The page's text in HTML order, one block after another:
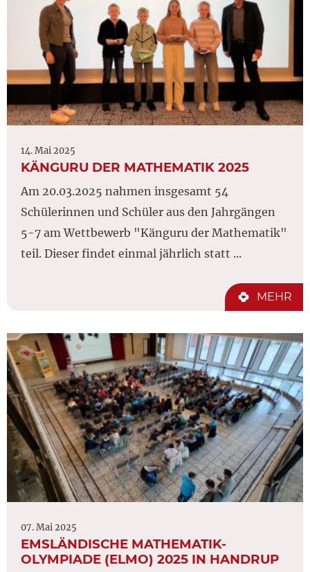
14. Mai 2025
KÄNGURU DER MATHEMATIK 2025
Am 20.03.2025 nahmen insgesamt 54
Schülerinnen und Schüler aus den Jahrgängen
5-7 am Wettbewerb "Känguru der Mathematik"
teil. Dieser findet einmal jährlich statt ...
MEHR
07. Mai 2025
EMSLÄNDISCHE MATHEMATIK-
OLYMPIADE (ELMO) 2025 IN HANDRUP